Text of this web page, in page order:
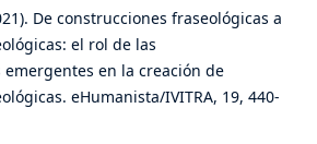
De construcciones fraseológicas a
el rol de las
en la creación de
eHumanista/IVITRA, 19, 440-